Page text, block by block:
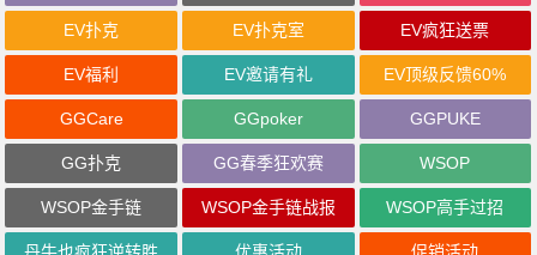
EV扑克 EV扑克室 EV疯狂送票
EV福利 EV邀请有礼 EV顶级反馈60%
GGCare GGpoker GGPUKE
GG扑克 GG春季狂欢赛 WSOP
WSOP金手链 WSOP金手链战报 WSOP高手过招
丹牛也疯狂逆转胜 优惠活动 促销活动